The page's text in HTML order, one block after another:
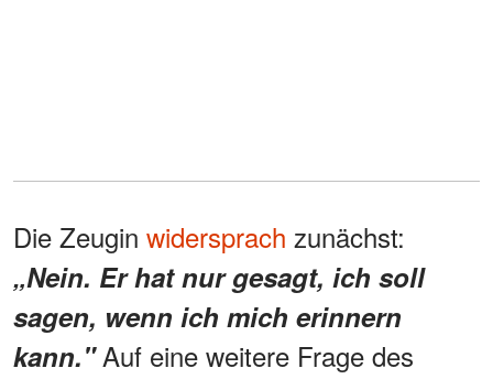
Die Zeugin widersprach zunächst:
„Nein. Er hat nur gesagt, ich soll
sagen, wenn ich mich erinnern
kann."Auf eine weitere Frage des